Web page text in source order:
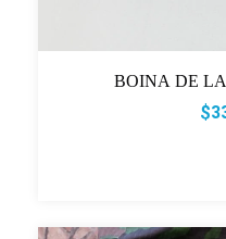
BOINA DE